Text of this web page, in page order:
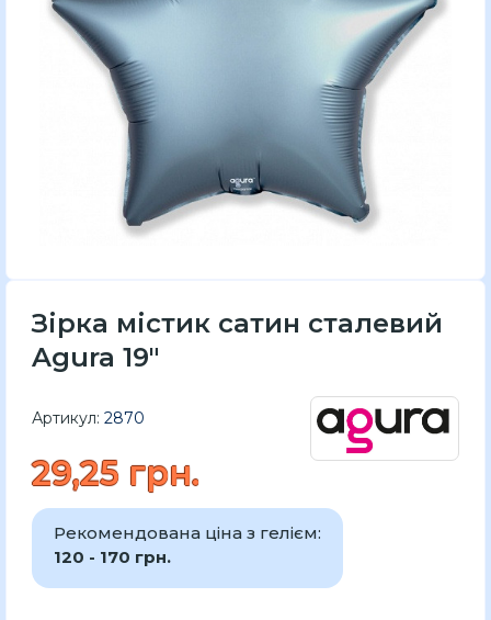
Зірка містик сатин сталевий
Agura 19"
Артикул: 2870
29,25 грн.
Рекомендована ціна з гелієм:
120 - 170 грн.